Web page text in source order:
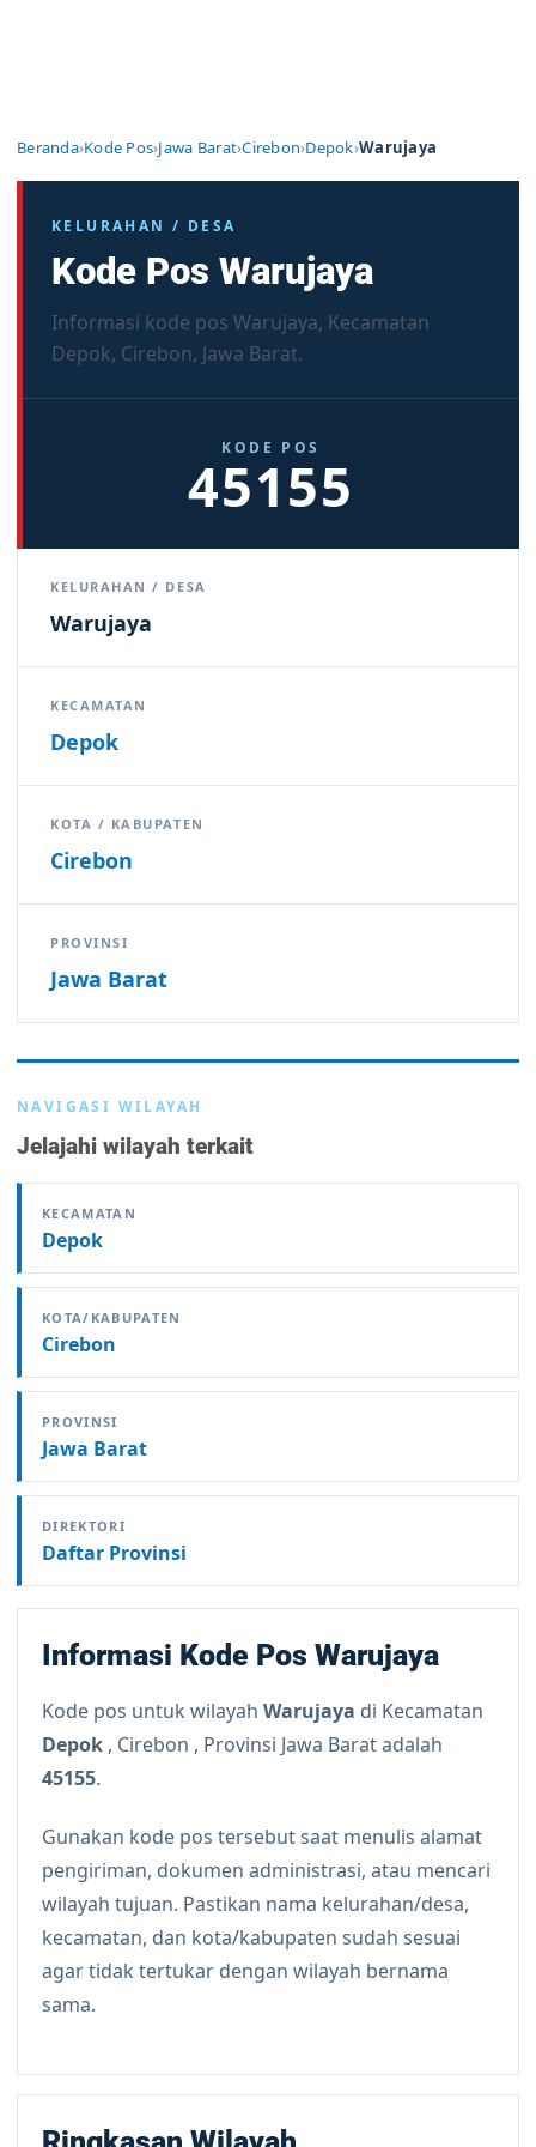
Beranda›Kode Pos›Jawa Barat›Cirebon›Depok›Warujaya
KELURAHAN / DESA
Kode Pos Warujaya
Informasi kode pos Warujaya, Kecamatan
Depok, Cirebon, Jawa Barat.
KODE POS
45155
KELURAHAN / DESA
Warujaya
KECAMATAN
Depok
KOTA / KABUPATEN
Cirebon
PROVINSI
Jawa Barat
NAVIGASI WILAYAH
Jelajahi wilayah terkait
KECAMATAN
Depok
KOTA/KABUPATEN
Cirebon
PROVINSI
Jawa Barat
DIREKTORI
Daftar Provinsi
Informasi Kode Pos Warujaya
Kode pos untuk wilayah Warujaya di Kecamatan
Depok , Cirebon , Provinsi Jawa Barat adalah
45155.
Gunakan kode pos tersebut saat menulis alamat
pengiriman, dokumen administrasi, atau mencari
wilayah tujuan. Pastikan nama kelurahan/desa,
kecamatan, dan kota/kabupaten sudah sesuai
agar tidak tertukar dengan wilayah bernama
sama.